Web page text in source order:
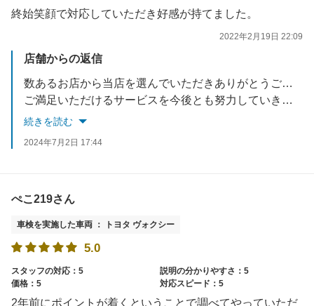
終始笑顔で対応していただき好感が持てました。
2022年2月19日 22:09
店舗からの返信
数あるお店から当店を選んでいただきありがとうございます。
ご満足いただけるサービスを今後とも努力していきますので宜しくお願い致します。
又のご来店お待ちしております。
続きを読む
2024年7月2日 17:44
ぺこ219さん
車検を実施した車両 ： トヨタ ヴォクシー
5.0
スタッフの対応：5
説明の分かりやすさ：5
価格：5
対応スピード：5
2年前にポイントが着くということで調べてやっていただ